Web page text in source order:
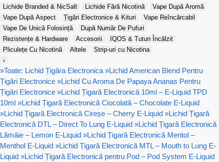
Lichide Branded & NicSalt
Lichide Fără Nicotină
Vape După Aromă
Vape După Aspect
Țigări Electronice & Kituri
Vape Reîncărcabil
Vape De Unică Folosință
După Număr De Pufuri
Rezistențe & Hardware
Accesorii
IQOS & Tutun Încălzit
Pliculețe Cu Nicotină
Altele
Strip-uri cu Nicotina
›
»Toate: Lichid Țigăra Electronica »Lichid American Blend Pentru
Țigări Electronice »Lichid Cu Aroma De Papaya Ananas Pentru
Țigări Electronice »Lichid Țigară Electronică 10ml – E-Liquid TPD
10ml »Lichid Țigară Electronică Ciocolată – Chocolate E-Liquid
»Lichid Țigară Electronică Cireșe – Cherry E-Liquid »Lichid Țigară
Electronică DTL – Direct To Lung E-Liquid »Lichid Țigară Electronică
Lămâie – Lemon E-Liquid »Lichid Țigară Electronică Mentol –
Menthol E-Liquid »Lichid Țigară Electronică MTL – Mouth to Lung E-
Liquid »Lichid Țigară Electronică pentru Pod – Pod System E-Liquid